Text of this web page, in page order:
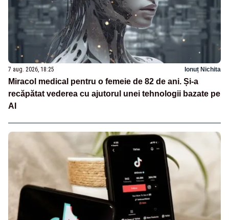
7 aug. 2026, 18:25 Ionuț Nichita
Miracol medical pentru o femeie de 82 de ani. Și-a
recăpătat vederea cu ajutorul unei tehnologii bazate pe
AI